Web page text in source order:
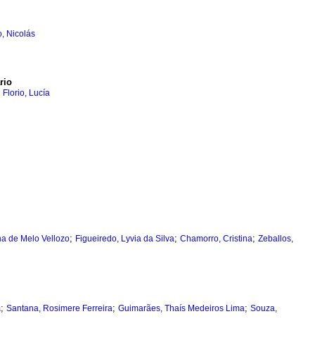
Nicolás
Florio, Lucía
de Melo Vellozo; Figueiredo, Lyvia da Silva; Chamorro, Cristina; Zeballos,
; Santana, Rosimere Ferreira; Guimarães, Thaís Medeiros Lima; Souza,